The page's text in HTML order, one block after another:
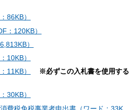
86KB）
：120KB）
）
10KB）
11KB）
※必ずこの入札書を使用する
30KB）
費税免税事業者申出書（ワード：33K